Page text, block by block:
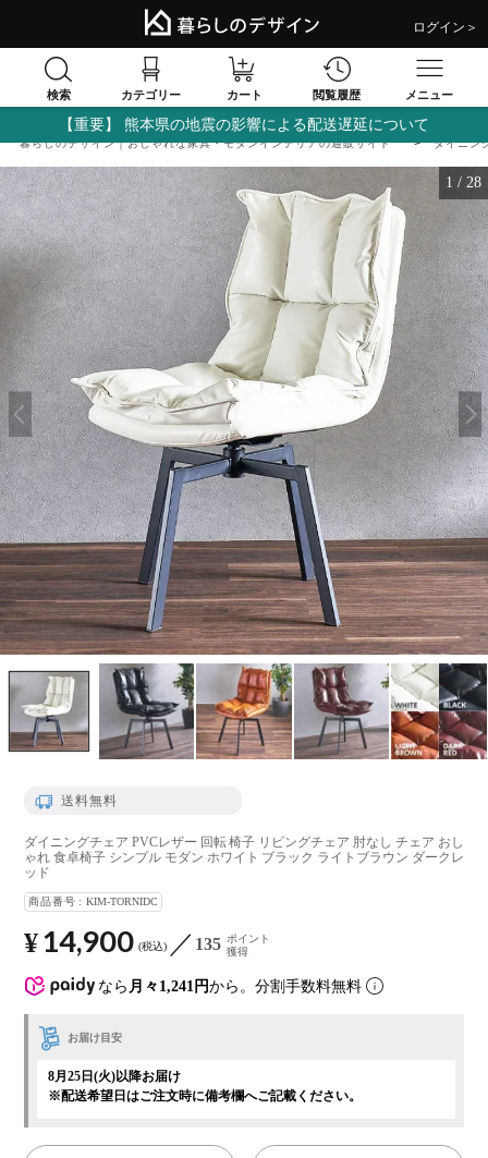
ログイン＞
検索 カテゴリー カート 閲覧履歴 メニュー
【重要】 熊本県の地震の影響による配送遅延について
暮らしのデザイン｜おしゃれな家具・モダンインテリアの通販サイト ダイニン
1 / 28
送料無料
ダイニングチェア PVCレザー 回転 椅子 リビングチェア 肘なし チェア おし
ゃれ 食卓椅子 シンプル モダン ホワイト ブラック ライトブラウン ダークレ
ッド
商品番号 KIM-TORNIDC
なら 月々1,241円から。分割手数料無料
¥ 14,900 税込 135 ポイント
獲得
お届け目安
8月25日(火)以降お届け
※配送希望日はご注文時に備考欄へご記載ください。